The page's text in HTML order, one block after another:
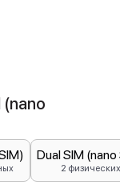
(nano
Dual SIM
2 физических